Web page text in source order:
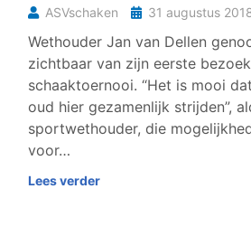
ASVschaken 31 augustus
Wethouder Jan van Dellen
zichtbaar van zijn eerste
schaaktoernooi. “Het is mooi
oud hier gezamenlijk strijden”,
sportwethouder, die
voor…
Lees verder